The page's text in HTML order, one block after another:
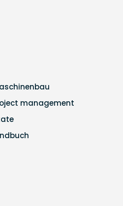
management